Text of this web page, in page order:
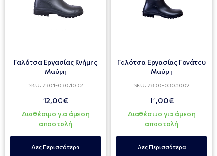
Γαλότσα Εργασίας Κνήμης
Μαύρη
SKU: 7801-030.1002
12,00€
Διαθέσιμο για άμεση
αποστολή
Δες Περισσότερα
Γαλότσα Εργασίας Γονάτου
Μαύρη
SKU: 7800-030.1002
11,00€
Διαθέσιμο για άμεση
αποστολή
Δες Περισσότερα